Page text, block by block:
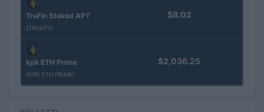
TruFin Staked APT
(TRUAPT)
$8.02
kpk ETH Prime
(KPK ETH PRIME)
$2,036.25